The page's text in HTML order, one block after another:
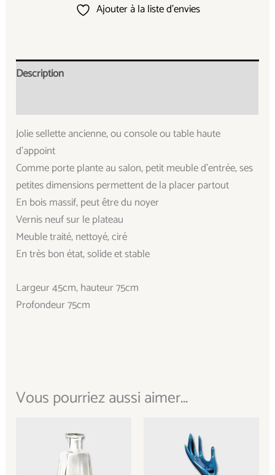
Ajouter à la liste d’envies
Description
Jolie sellette ancienne, ou console ou table haute
d’appoint
Comme porte plante au salon, petit meuble d’entrée, ses
petites dimensions permettent de la placer partout
En bois massif, peut être du noyer
Vernis neuf sur le plateau
Meuble traité, nettoyé, ciré
En très bon état, solide et stable
Largeur 45cm, hauteur 75cm
Profondeur 75cm
Vous pourriez aussi aimer...